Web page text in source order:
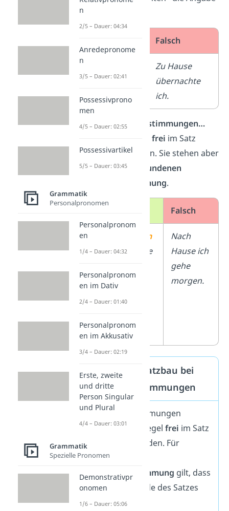
eines Ortes.
Falsch
übernachte
zu Hause.
Zu Hause
übernachte
ich.
Freie Adverbialbestimmungen…
frei im Satz
verschoben werden. Sie stehen aber
meistvor der gebundenen
Adverbialbestimmung.
Falsch
Ich gehe
morgen
(frei) nach Hause
Morgen(frei)
(gebunden).
Nach
Hause ich
gehe
morgen.
Grundregel: Satzbau bei
Adverbialbestimmungen
Adverbialbestimmungen
können in der Regel frei im Satz
verschoben werden. Für
gebundene
Adverbialbestimmung gilt, dass
sie meist am Ende des Satzes
stehen.Freie
n
2/5 – Dauer: 04:34
Anredepronome
n
3/5 – Dauer: 02:41
Possessivprono
men
4/5 – Dauer: 02:55
Possessivartikel
5/5 – Dauer: 03:45
Grammatik
Personalpronomen
Personalpronom
en
1/4 – Dauer: 04:32
Personalpronom
en im Dativ
2/4 – Dauer: 01:40
Personalpronom
en im Akkusativ
3/4 – Dauer: 02:19
Erste, zweite
und dritte
Person Singular
und Plural
4/4 – Dauer: 03:01
Grammatik
Spezielle Pronomen
Demonstrativpr
onomen
1/6 – Dauer: 05:06